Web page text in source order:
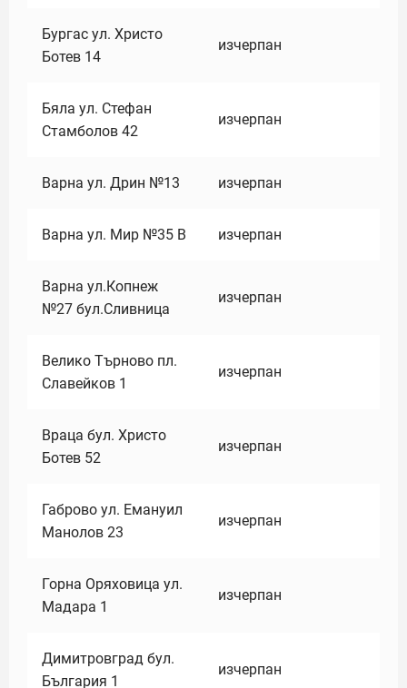
Бургас ул. Христо
Ботев 14
изчерпан
Бяла ул. Стефан
Стамболов 42
изчерпан
Варна ул. Дрин №13 изчерпан
Варна ул. Мир №35 В изчерпан
Варна ул.Копнеж
№27 бул.Сливница
изчерпан
Велико Търново пл.
Славейков 1
изчерпан
Враца бул. Христо
Ботев 52
изчерпан
Габрово ул. Емануил
Манолов 23
изчерпан
Горна Оряховица ул.
Мадара 1
изчерпан
Димитровград бул.
България 1
изчерпан